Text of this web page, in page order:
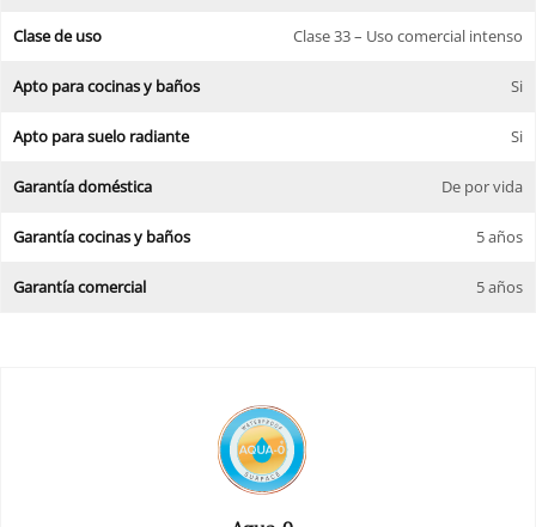
Clase de uso Clase 33 – Uso comercial intenso
Apto para cocinas y baños Si
Apto para suelo radiante Si
Garantía doméstica De por vida
Garantía cocinas y baños 5 años
Garantía comercial 5 años